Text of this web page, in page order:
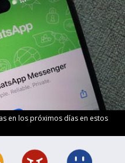
en los próximos días en estos